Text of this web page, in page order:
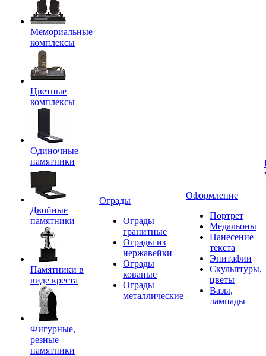
Мемориальные
комплексы
Цветные
комплексы
Одиночные
памятники
Двойные
памятники
Памятники в
виде креста
Фигурные,
резные
памятники
Ограды
Ограды
гранитные
Ограды из
нержавейки
Ограды
кованые
Ограды
металлические
Оформление
Портрет
Медальоны
Нанесение
текста
Эпитафии
Скульптуры,
цветы
Вазы,
лампады